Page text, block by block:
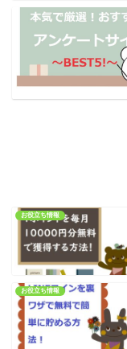
お役立ち情報
お役立ち情報